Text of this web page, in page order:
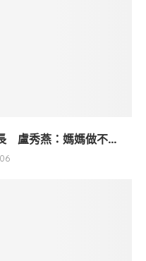
盧秀燕：媽媽做不...